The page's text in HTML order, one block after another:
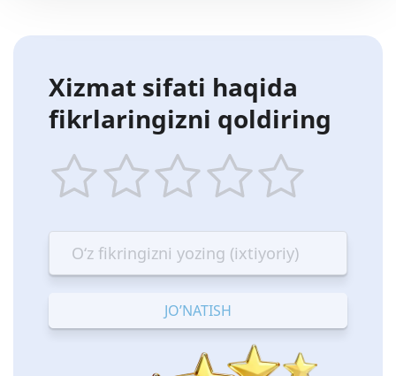
Xizmat sifati haqida
fikrlaringizni qoldiring
star
Terrible
stars
—
Bad
stars
—
OK
stars
—
Good
stars
—
Excellent